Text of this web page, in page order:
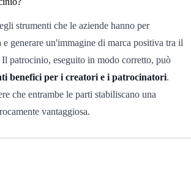
strumenti che le aziende hanno per
generare un'immagine di marca positiva tra il
patrocinio, eseguito in modo corretto, può
benefici per i creatori e i patrocinatori.
che entrambe le parti stabiliscano una
vantaggiosa.